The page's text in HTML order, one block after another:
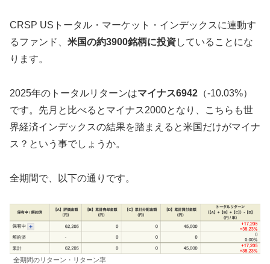
CRSP USトータル・マーケット・インデックスに連動す
るファンド、 米国の約3900銘柄に投資していることにな
ります。
2025年のトータルリターンはマイナス6942 （-10.03%）
です。先月と比べるとマイナス2000となり、こちらも世
界経済インデックスの結果を踏まえると米国だけがマイナ
ス？という事でしょうか。
全期間で、以下の通りです。
全期間のリターン・リターン率